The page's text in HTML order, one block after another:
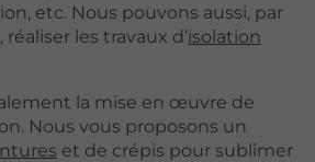
etc. Nous pouvons aussi, par
les travaux d’isolation
la mise en œuvre de
Nous vous proposons un
et de crépis pour sublimer